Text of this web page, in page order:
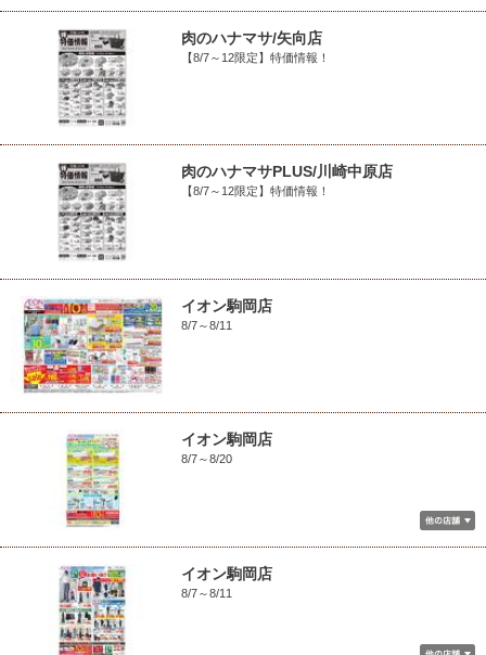
肉のハナマサ/矢向店
【8/7～12限定】特価情報！
肉のハナマサPLUS/川崎中原店
【8/7～12限定】特価情報！
イオン駒岡店
8/7～8/11
イオン駒岡店
8/7～8/20
イオン駒岡店
8/7～8/11